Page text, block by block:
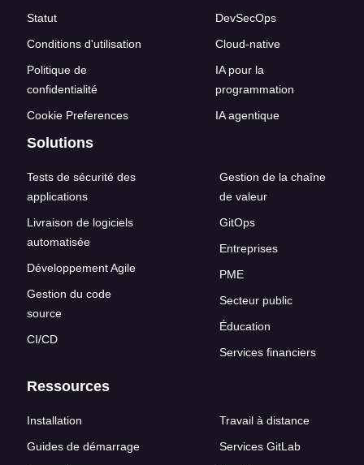
Statut
Conditions d'utilisation
Politique de
confidentialité
Cookie Preferences
DevSecOps
Cloud-native
IA pour la
programmation
IA agentique
Solutions
Tests de sécurité des
applications
Livraison de logiciels
automatisée
Développement Agile
Gestion du code
source
CI/CD
Gestion de la chaîne
de valeur
GitOps
Entreprises
PME
Secteur public
Éducation
Services financiers
Ressources
Installation
Guides de démarrage
Travail à distance
Services GitLab